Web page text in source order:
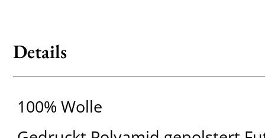
Details
100% Wolle